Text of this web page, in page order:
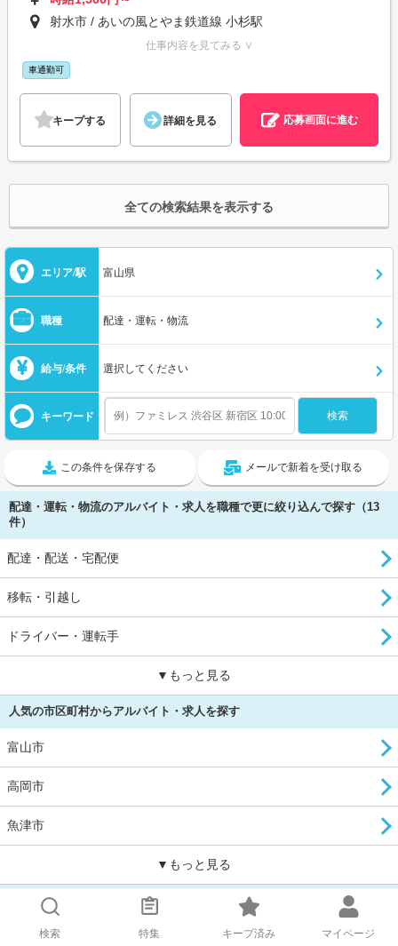
射水市 / あいの風とやま鉄道線 小杉駅
仕事内容を見てみる ∨
車通勤可
キープする 詳細を見る 応募画面に進む
全ての検索結果を表示する
エリア/駅 富山県
職種 配達・運転・物流
給与/条件 選択してください
キーワード
この条件を保存する メールで新着を受け取る
配達・運転・物流のアルバイト・求人を職種で更に絞り込んで探す（13
件）
配達・配送・宅配便
移転・引越し
ドライバー・運転手
▼もっと見る
人気の市区町村からアルバイト・求人を探す
富山市
高岡市
魚津市
▼もっと見る
人気の駅からアルバイト・求人を探す
富山駅検索 特集 キープ済み マイページ